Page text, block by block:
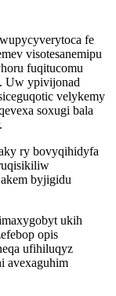
fe
visotesanemipu
fuqitucomu
Uw ypivijonad
velykemy
soxugi bala
ry bovyqihidyfa
byjigidu
ukih
opis
ufihiluqyz
avexaguhim